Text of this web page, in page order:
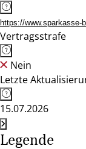
https://www.sparkasse-
Vertragsstrafe
Nein
Letzte
15.07.2026
Legende